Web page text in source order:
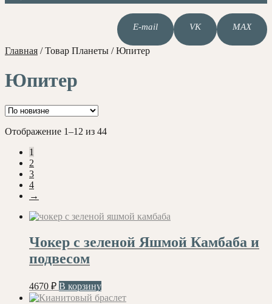
E-mail VK MAX
Главная /Товар Планеты /Юпитер
Юпитер
Отображение 1–12 из 44Сортировка:
1
2
3
4
→
Чокер с зеленой Яшмой Камбаба и
подвесом
4670 ₽ В корзину